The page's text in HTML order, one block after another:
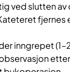
ved slutten
inngrepet